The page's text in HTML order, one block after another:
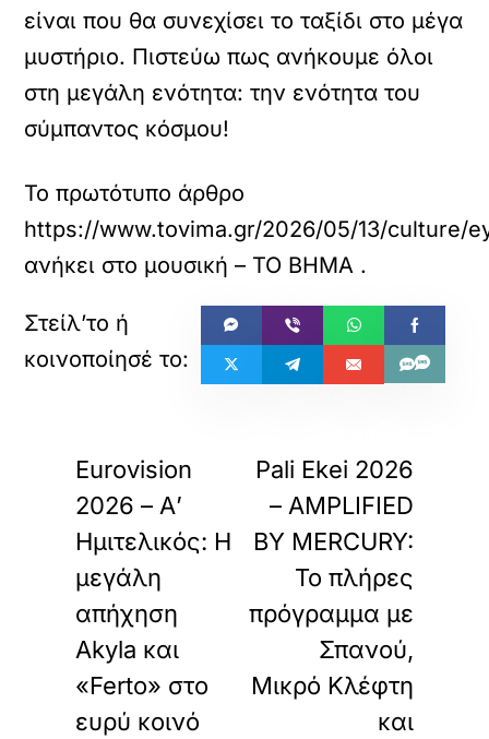
είναι που θα συνεχίσει το ταξίδι στο μέγα
μυστήριο. Πιστεύω πως ανήκουμε όλοι
στη μεγάλη ενότητα: την ενότητα του
σύμπαντος κόσμου!
Το πρωτότυπο άρθρο
https://www.tovima.gr/2026/05/13/culture/
ανήκει στο μουσική – ΤΟ ΒΗΜΑ .
Eurovision
2026 – Α’
Ημιτελικός: Η
μεγάλη
απήχηση
Akyla και
«Ferto» στο
ευρύ κοινό
Pali Ekei 2026
– AMPLIFIED
BY MERCURY:
Το πλήρες
πρόγραμμα με
Σπανού,
Μικρό Κλέφτη
και